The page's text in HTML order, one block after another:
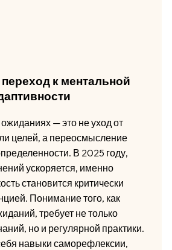
к ментальной
— это не уход от
целей, а переосмысление
В 2025 году,
ускоряется, именно
становится критически
Понимание того, как
требует не только
но и регулярной практики.
навыки саморефлексии,